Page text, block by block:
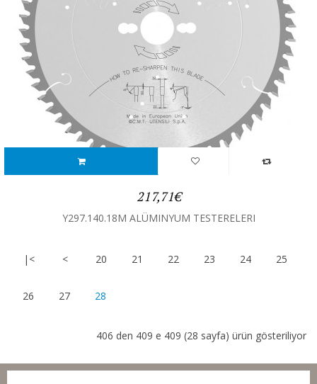
Y297.140.18M ALÜMINYUM TESTERELERI
217,71€
|< < 20 21 22 23 24 25
26 27 28
406 den 409 e 409 (28 sayfa) ürün gösteriliyor